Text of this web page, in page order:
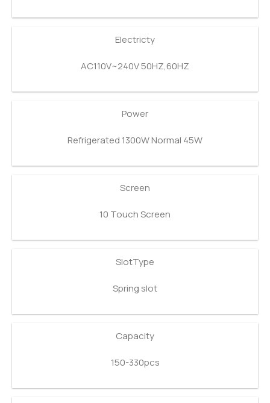
Electricty
AC110V~240V 50HZ,60HZ
Power
Refrigerated 1300W Normal 45W
Screen
10 Touch Screen
SlotType
Spring slot
Capacity
150-330pcs